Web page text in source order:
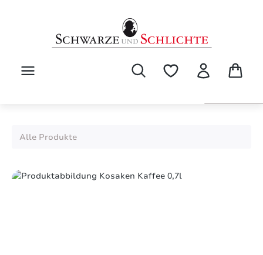
Alle Produkte
Bildergalerie überspringen